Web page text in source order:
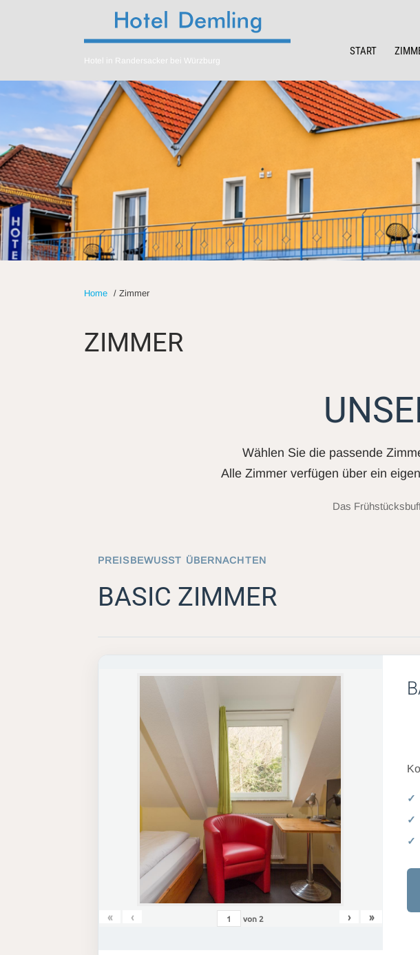
Hotel in Randersacker bei Würzburg
START
Home / Zimmer
ZIMMER
Wählen Sie die passende
Alle Zimmer verfügen über ein
Das
PREISBEWUSST ÜBERNACHTEN
BASIC ZIMMER
« ‹ von 2 › »